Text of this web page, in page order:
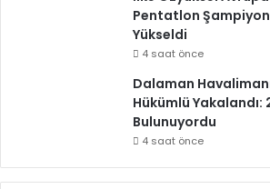
Pentatlon
Yükseldi
4 saat önce
Dalaman
Hükümlü Yakalandı:
Bulunuyordu
4 saat önce